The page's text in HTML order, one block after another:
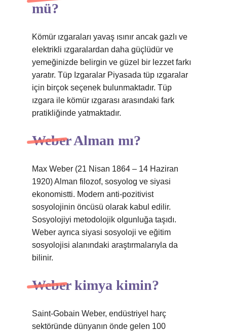
mü?
Kömür ızgaraları yavaş ısınır ancak gazlı ve
elektrikli ızgaralardan daha güçlüdür ve
yemeğinizde belirgin ve güzel bir lezzet farkı
yaratır. Tüp Izgaralar Piyasada tüp ızgaralar
için birçok seçenek bulunmaktadır. Tüp
ızgara ile kömür ızgarası arasındaki fark
pratikliğinde yatmaktadır.
Weber Alman mı?
Max Weber (21 Nisan 1864 – 14 Haziran
1920) Alman filozof, sosyolog ve siyasi
ekonomistti. Modern anti-pozitivist
sosyolojinin öncüsü olarak kabul edilir.
Sosyolojiyi metodolojik olgunluğa taşıdı.
Weber ayrıca siyasi sosyoloji ve eğitim
sosyolojisi alanındaki araştırmalarıyla da
bilinir.
Weber kimya kimin?
Saint-Gobain Weber, endüstriyel harç
sektöründe dünyanın önde gelen 100